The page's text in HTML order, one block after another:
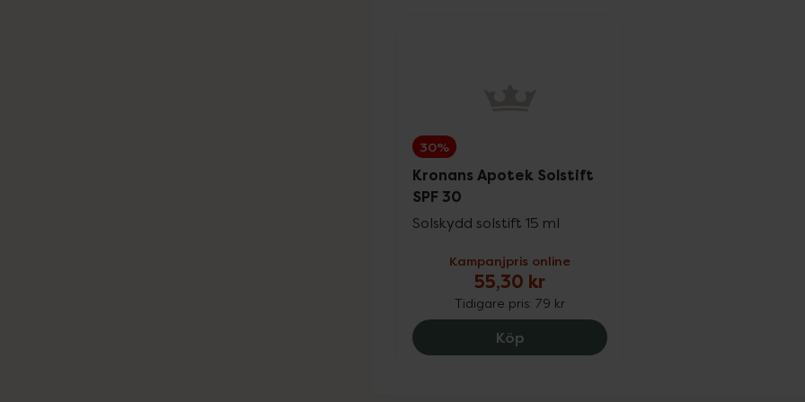
30%
Kronans Apotek Solstift
SPF 30
Solskydd solstift 15 ml
Kampanjpris online
55,30 kr
Tidigare pris:79 kr
KöpKronans Apotek Solstift SPF 30, 55.3